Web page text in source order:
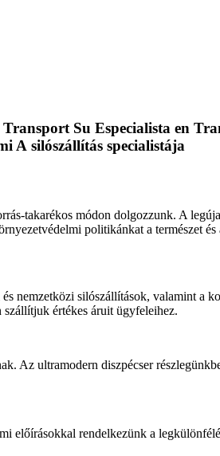
Su Especialista en
A silószállítás specialistája
takarékos módon dolgozzunk. A
politikánkat a természet
nemzetközi silószállítások, valamint a
szállítjuk értékes áruit ügyfeleihez.
Az ultramodern diszpécser
előírásokkal rendelkezünk a